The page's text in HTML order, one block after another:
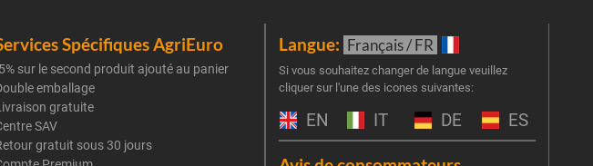
Spécifiques AgriEuro
sur le second produit ajouté au panier
emballage
gratuite
SAV
gratuit sous 30 jours
Langue: Français / FR
Si vous souhaitez changer de langue veuillez
cliquer sur l'une des icones suivantes:
EN IT DE ES